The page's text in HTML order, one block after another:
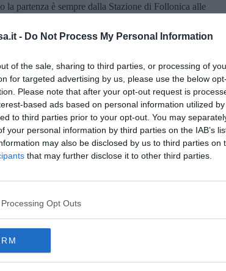
- Do Not Process My Personal Information
of the sale, sharing to third parties, or processing of
for targeted advertising by us, please use the below
Please note that after your opt-out request is
based ads based on personal information utilized
to third parties prior to your opt-out. You may
your personal information by third parties on the IAB’s
may also be disclosed by us to third parties on
that may further disclose it to other third parties.
Opt Outs
partenza è sempre dalla Stazione di Follonica alle
alle 20.
gratuità per residenti e turisti. E sarà sempre l’ufficio
e fare il monitoraggio delle corse navetta.
iscriviti allaNewsletter QUInews - ToscanaMedia.
tua casella di posta.